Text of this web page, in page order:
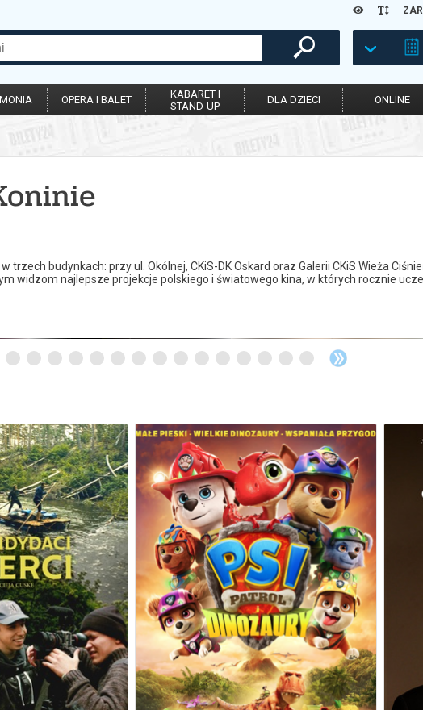
OPERA I BALET
KABARET I
STAND-UP
DLA DZIECI ONLINE
budynkach: przy ul. Okólnej, CKiS-DK Oskard oraz Galerii CKiS Wieża
widzom najlepsze projekcje polskiego i światowego kina, w których rocznie
KINO CAFE PSI PATROL I DINOZAURY
07.08.2026